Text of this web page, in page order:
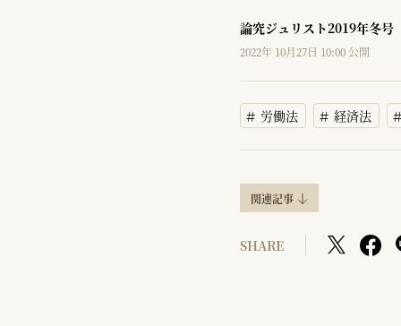
論究ジュリスト2019年冬号
2022年 10月27日 10:00 公開
労働法 経済法
関連記事
SHARE